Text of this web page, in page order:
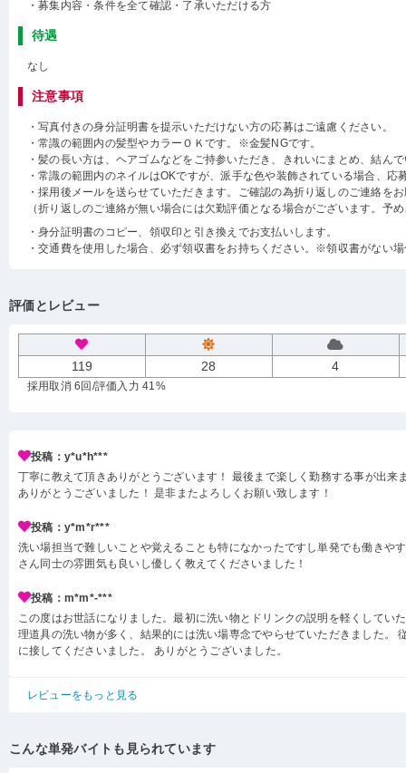
・募集内容・条件を全て確認・了承いただける方
待遇
なし
注意事項
・写真付きの身分証明書を提示いただけない方の応募はご遠慮ください。
・常識の範囲内の髪型やカラーＯＫです。※金髪NGです。
・髪の長い方は、ヘアゴムなどをご持参いただき、きれいにまとめ、結ん
・常識の範囲内のネイルはOKですが、派手な色や装飾されている場合、応
・採用後メールを送らせていただきます。ご確認の為折り返しのご連絡を
（折り返しのご連絡が無い場合には欠勤評価となる場合がございます。予
・身分証明書のコピー、領収印と引き換えでお支払いします。
・交通費を使用した場合、必ず領収書をお持ちください。※領収書がない
評価とレビュー
119 28 4
採用取消 6回 /評価入力 41%
投稿：y*u*h***
丁寧に教えて頂きありがとうございます！ 最後まで楽しく勤務する事が出来
ありがとうございました！ 是非またよろしくお願い致します！
投稿：y*m*r***
洗い場担当で難しいことや覚えることも特になかったですし単発でも働きや
さん同士の雰囲気も良いし優しく教えてくださいました！
投稿：m*m*-***
この度はお世話になりました。最初に洗い物とドリンクの説明を軽くしてい
理道具の洗い物が多く、結果的には洗い場専念でやらせていただきました。
に接してくださいました。 ありがとうございました。
レビューをもっと見る
こんな単発バイトも見られています